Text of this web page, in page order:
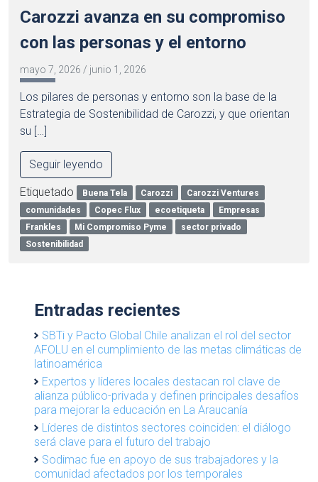
Carozzi avanza en su compromiso
con las personas y el entorno
mayo 7, 2026 / junio 1, 2026
Los pilares de personas y entorno son la base de la
Estrategia de Sostenibilidad de Carozzi, y que orientan
su […]
Seguir leyendo
Etiquetado Buena Tela Carozzi
Carozzi Ventures
comunidades
Copec Flux ecoetiqueta
Empresas
Frankles
Mi Compromiso Pyme
sector privado
Sostenibilidad
Entradas recientes
SBTi y Pacto Global Chile analizan el rol del sector
AFOLU en el cumplimiento de las metas climáticas de
latinoamérica
Expertos y líderes locales destacan rol clave de
alianza público-privada y definen principales desafíos
para mejorar la educación en La Araucanía
Líderes de distintos sectores coinciden: el diálogo
será clave para el futuro del trabajo
Sodimac fue en apoyo de sus trabajadores y la
comunidad afectados por los temporales